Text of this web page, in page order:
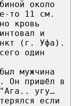
около
то 11 см.
кровь
и
(г. Уфа).
один
мужчина
Он пришёл в
"Ага.. угу…
если